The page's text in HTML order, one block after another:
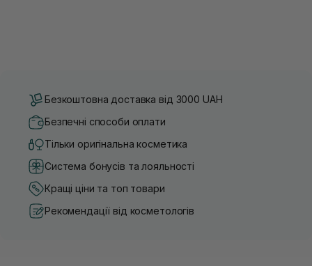
Безкоштовна доставка від 3000 UAH
Безпечні способи оплати
Тільки оригінальна косметика
Система бонусів та лояльності
Кращі ціни та топ товари
Рекомендації від косметологів